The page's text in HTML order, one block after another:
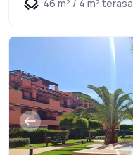
46 m² / 4 m² terasa